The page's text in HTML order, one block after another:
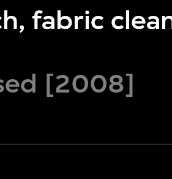
fabric
[2008]